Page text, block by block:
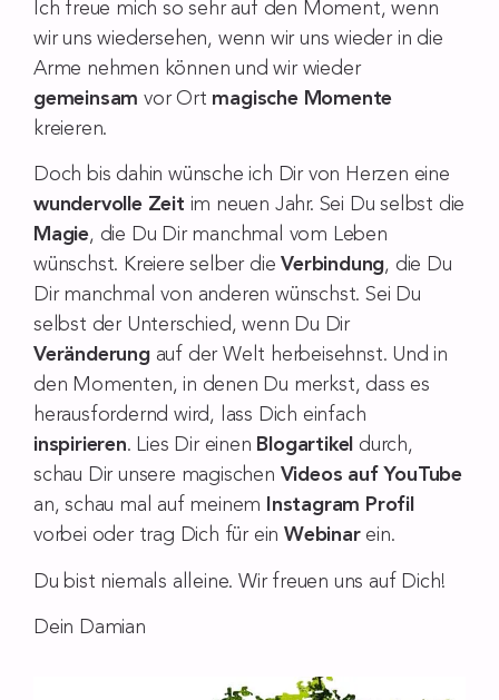
Ich freue mich so sehr auf den Moment, wenn
wir uns wiedersehen, wenn wir uns wieder in die
Arme nehmen können und wir wieder
gemeinsam vor Ort magische Momente
kreieren.
Doch bis dahin wünsche ich Dir von Herzen eine
wundervolle Zeit im neuen Jahr. Sei Du selbst die
Magie, die Du Dir manchmal vom Leben
wünschst. Kreiere selber die Verbindung, die Du
Dir manchmal von anderen wünschst. Sei Du
selbst der Unterschied, wenn Du Dir
Veränderungauf der Welt herbeisehnst. Und in
den Momenten, in denen Du merkst, dass es
herausfordernd wird, lass Dich einfach
inspirieren. Lies Dir einen Blogartikel durch,
schau Dir unsere magischen Videos auf YouTube
an, schau mal auf meinem
Instagram Profil
vorbei oder trag Dich für ein Webinar ein.
Du bist niemals alleine. Wir freuen uns auf Dich!
Dein Damian